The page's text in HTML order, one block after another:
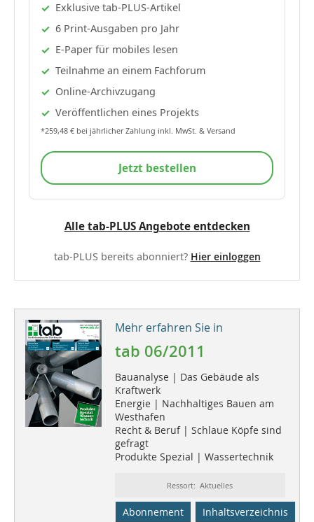
Exklusive tab-PLUS-Artikel
6 Print-Ausgaben pro Jahr
E-Paper für mobiles lesen
Teilnahme an einem Fachforum
Online-Archivzugang
Veröffentlichen eines Projekts
*259,48 € bei jährlicher Zahlung inkl. MwSt. & Versand
Jetzt bestellen
Alle tab-PLUS Angebote entdecken
tab-PLUS bereits abonniert? Hier einloggen
Mehr erfahren Sie in
tab 06/2011
Bauanalyse | Das Gebäude als
Kraftwerk
Energie | Nachhaltiges Bauen am
Westhafen
Recht & Beruf | Schlaue Köpfe sind
gefragt
Produkte Spezial | Wassertechnik
Ressort: Aktuelles
Abonnement Inhaltsverzeichnis